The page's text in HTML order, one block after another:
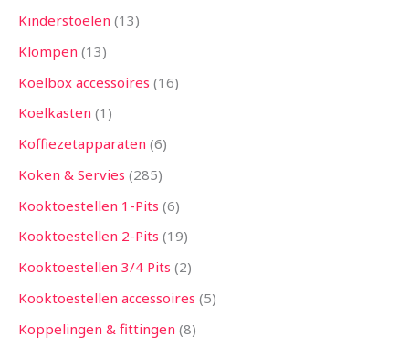
Kinderstoelen 13
Klompen 13
Koelbox accessoires 16
Koelkasten 1
Koffiezetapparaten 6
Koken & Servies 285
Kooktoestellen 1-Pits 6
Kooktoestellen 2-Pits 19
Kooktoestellen 3/4 Pits 2
Kooktoestellen accessoires 5
Koppelingen & fittingen 8